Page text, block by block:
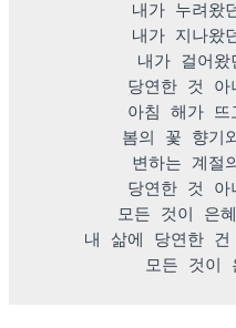
내가 누려
내가 지나
내가 걸어
당연한 것
아침 해가
봄의 꽃 향
변하는 계
당연한 것
모든 것이 은
내 삶에 당연한
모든 것이